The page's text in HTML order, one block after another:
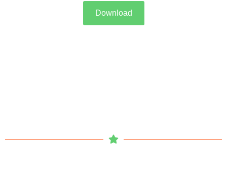
Download